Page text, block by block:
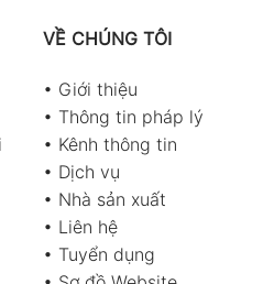
VỀ CHÚNG TÔI
• Giới thiệu
• Thông tin pháp lý
• Kênh thông tin
• Dịch vụ
• Nhà sản xuất
• Liên hệ
• Tuyển dụng